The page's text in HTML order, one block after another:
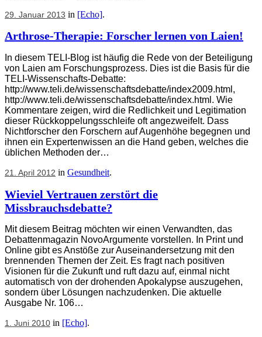
29. Januar 2013 in [Echo].
Arthrose-Therapie: Forscher lernen von Laien!
In diesem TELI-Blog ist häufig die Rede von der Beteiligung
von Laien am Forschungsprozess. Dies ist die Basis für die
TELI-Wissenschafts-Debatte:
http://www.teli.de/wissenschaftsdebatte/index2009.html,
http://www.teli.de/wissenschaftsdebatte/index.html. Wie
Kommentare zeigen, wird die Redlichkeit und Legitimation
dieser Rückkoppelungsschleife oft angezweifelt. Dass
Nichtforscher den Forschern auf Augenhöhe begegnen und
ihnen ein Expertenwissen an die Hand geben, welches die
üblichen Methoden der…
21. April 2012 in Gesundheit.
Wieviel Vertrauen zerstört die
Missbrauchsdebatte?
Mit diesem Beitrag möchten wir einen Verwandten, das
Debattenmagazin NovoArgumente vorstellen. In Print und
Online gibt es Anstöße zur Auseinandersetzung mit den
brennenden Themen der Zeit. Es fragt nach positiven
Visionen für die Zukunft und ruft dazu auf, einmal nicht
automatisch von der drohenden Apokalypse auszugehen,
sondern über Lösungen nachzudenken. Die aktuelle
Ausgabe Nr. 106…
1. Juni 2010 in [Echo].